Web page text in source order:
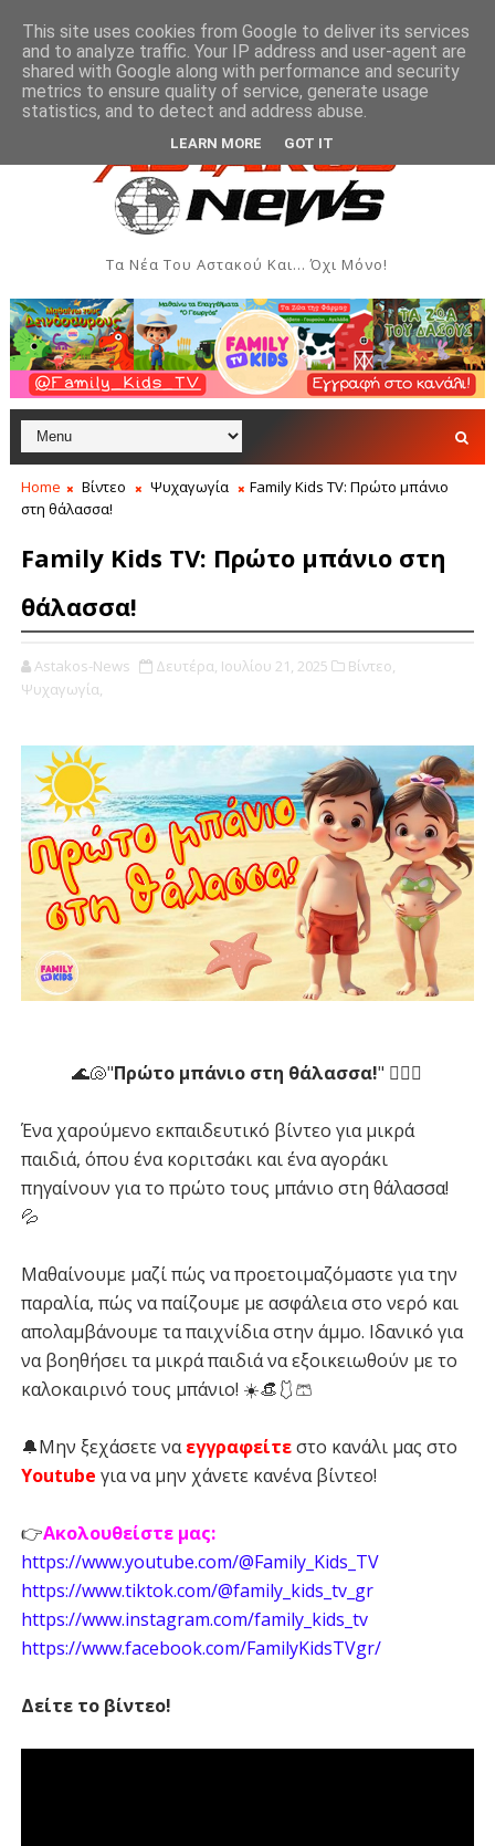
του Συλλόγου Γυναικών Αστακού ΠΟΛΙΤΙΣΜΌΣ
Τα Νέα Του Αστακού Και... Όχι Μόνο!
Home Βίντεο Ψυχαγωγία
Family Kids TV: Πρώτο μπάνιο
στη θάλασσα!
Family Kids TV: Πρώτο μπάνιο στη
θάλασσα!
Astakos-News Δευτέρα, Ιουλίου 21, 2025
Βίντεο,
Ψυχαγωγία,
🌊🐚"Πρώτο μπάνιο στη θάλασσα!" 🏊‍♀️🤿
Ένα χαρούμενο εκπαιδευτικό βίντεο για μικρά
παιδιά, όπου ένα κοριτσάκι και ένα αγοράκι
πηγαίνουν για το πρώτο τους μπάνιο στη θάλασσα!
💦
Μαθαίνουμε μαζί πώς να προετοιμαζόμαστε για την
παραλία, πώς να παίζουμε με ασφάλεια στο νερό και
απολαμβάνουμε τα παιχνίδια στην άμμο. Ιδανικό για
να βοηθήσει τα μικρά παιδιά να εξοικειωθούν με το
καλοκαιρινό τους μπάνιο! ☀️👒🩱🩳
🔔Μην ξεχάσετε ναεγγραφείτεστο κανάλι μας στο
Youtube για να μην χάνετε κανένα βίντεο!
👉Ακολουθείστε μας:
https://www.youtube.com/@Family_Kids_TV
https://www.tiktok.com/@family_kids_tv_gr
https://www.instagram.com/family_kids_tv
https://www.facebook.com/FamilyKidsTVgr/
Δείτε το βίντεο!
This site uses cookies from Google to deliver its services
and to analyze traffic. Your IP address and user-agent are
shared with Google along with performance and security
metrics to ensure quality of service, generate usage
statistics, and to detect and address abuse.
LEARN MORE GOT IT